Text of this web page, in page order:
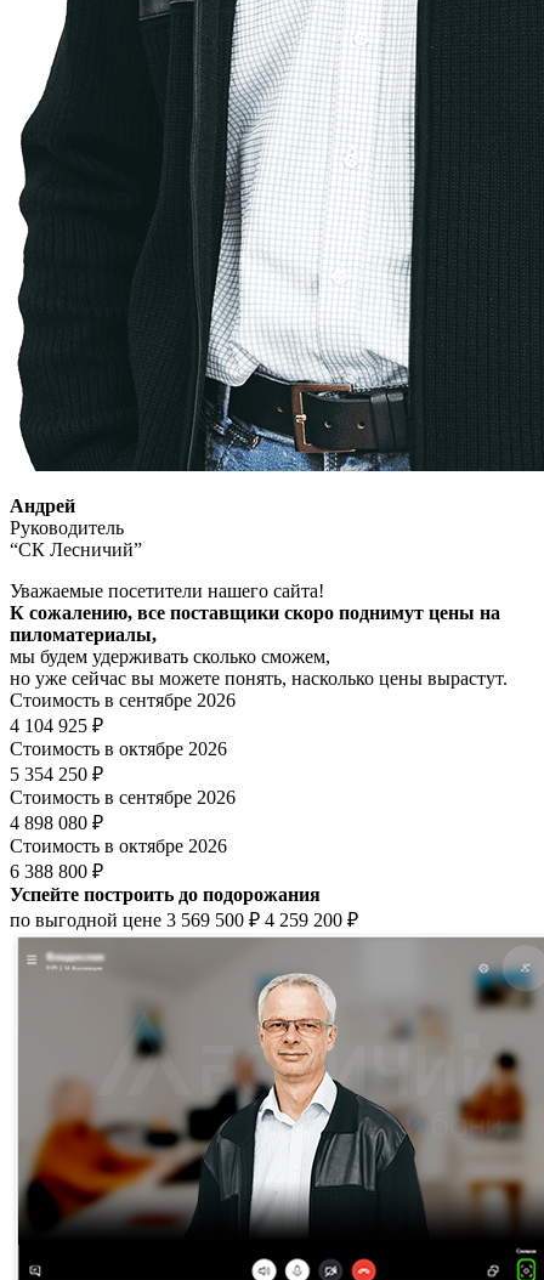
Андрей
Руководитель
“СК Лесничий”
Уважаемые посетители нашего сайта!
К сожалению, все поставщики скоро поднимут цены на
пиломатериалы,
мы будем удерживать сколько сможем,
но уже сейчас вы можете понять, насколько цены вырастут.
Стоимость в сентябре 2026
4 104 925 ₽
Стоимость в октябре 2026
5 354 250 ₽
Стоимость в сентябре 2026
4 898 080 ₽
Стоимость в октябре 2026
6 388 800 ₽
Успейте построить до подорожания
по выгодной цене 3 569 500 ₽ 4 259 200 ₽